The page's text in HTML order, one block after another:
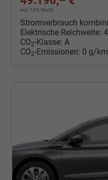
incl. 19% MwSt.
Stromverbrauch
Elektrische Reichweite:
CO2-Klasse: A
CO2-Emissionen: 0 g/km